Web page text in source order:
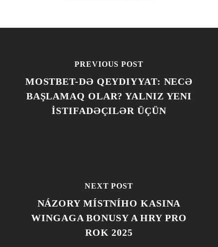
PREVIOUS POST
MOSTBET-DƏ QEYDIYYAT: NECƏ
BAŞLAMAQ OLAR? YALNIZ YENI
İSTIFADƏÇILƏR ÜÇÜN
NEXT POST
NÁZORY MÍSTNÍHO KASINA
WINGAGA BONUSY A HRY PRO
ROK 2025